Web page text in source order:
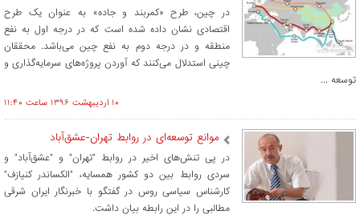
در چین، طرح «کمربند و جاده» به عنوان یک طرح
اقتصادی نشان داده شده است که در درجه اول به نفع
منطقه و در درجه دوم به نفع چین می‌باشد. محققان
چینی استدلال می‌کنند که آوردن پروژه‌های سرمایه‌گذاری و
توسعه ...
۱۰ ارديبهشت ۱۳۹۶ ساعت ۱۱:۴۰
موانع توسعه‌ای در روابط تهران-عشق‌آباد
در پی تنش‌های اخیر در روابط "تهران" و "عشق‌آباد" و
سردی روابط بین دو کشور همسایه، "الکساندر کنیازف"
کارشناس سیاسی روس در گفتگو با خبرنگار ایران شرقی
مطالبی را در این رابطه بیان داشت.